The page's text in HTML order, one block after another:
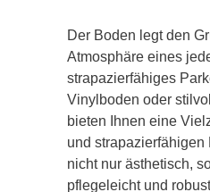
Der Boden legt den
Atmosphäre eines
strapazierfähiges
Vinylboden oder
bieten Ihnen eine
und
nicht nur ästhetisch,
pflegeleicht und